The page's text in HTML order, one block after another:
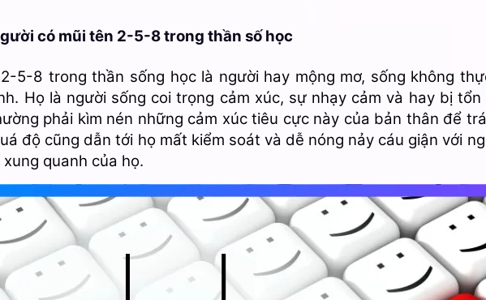
có mũi tên 2-5-8 trong thần số học
5-8 trong thần sống học là người hay mộng mơ, sống không
Họ là người sống coi trọng cảm xúc, sự nhạy cảm và hay bị
phải kìm nén những cảm xúc tiêu cực này của bản thân để
độ cũng dẫn tới họ mất kiểm soát và dễ nóng nảy cáu giận với
quanh của họ.